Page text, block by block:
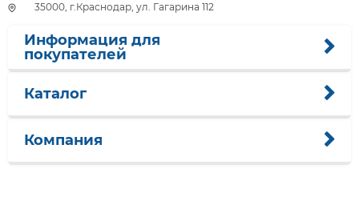
35000, г.Краснодар, ул. Гагарина 112
Информация для
покупателей
Каталог
Компания